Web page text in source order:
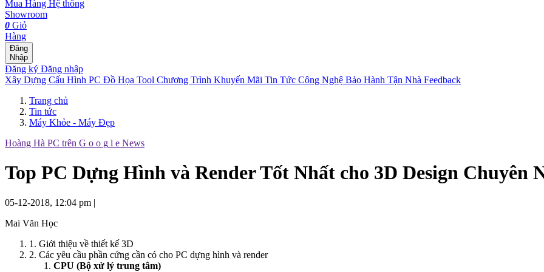
Mua Hàng Hệ thống
Showroom
0 Giỏ
Hàng
Đăng
Nhập
Đăng ký Đăng nhập
Xây Dựng Cấu Hình PC Đồ Họa Tool Chương Trình Khuyến Mãi Tin Tức Công Nghệ Bảo Hành Tận Nhà Feedback
Trang chủ
Tin tức
Máy Khỏe - Máy Đẹp
Hoàng Hà PC trên G o o g l e News
Top PC Dựng Hình và Render Tốt Nhất cho 3D Design Chuyên
05-12-2018, 12:04 pm |
Mai Văn Học
1. Giới thiệu về thiết kế 3D
2. Các yêu cầu phần cứng cần có cho PC dựng hình và render
CPU (Bộ xử lý trung tâm)